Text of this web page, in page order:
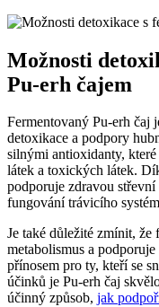
Možnosti
Pu-erh čajem
Fermentovaný Pu-erh čaj
detoxikace a podpory
silnými antioxidanty,
látek a toxických látek.
podporuje zdravou
fungování trávicího
Je také důležité zmínit,
metabolismus a
přínosem pro ty, kteří se
účinků je Pu-erh čaj
účinný způsob, jak